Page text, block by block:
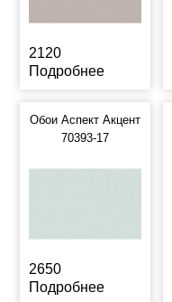
2120
Подробнее
Обои Аспект Акцент
70393-17
2650
Подробнее